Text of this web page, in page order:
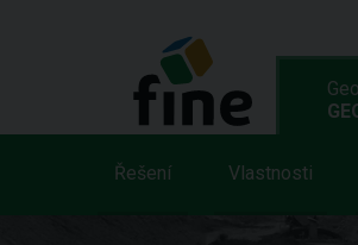
Řešení Vlastnosti